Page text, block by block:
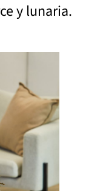
y lunaria.